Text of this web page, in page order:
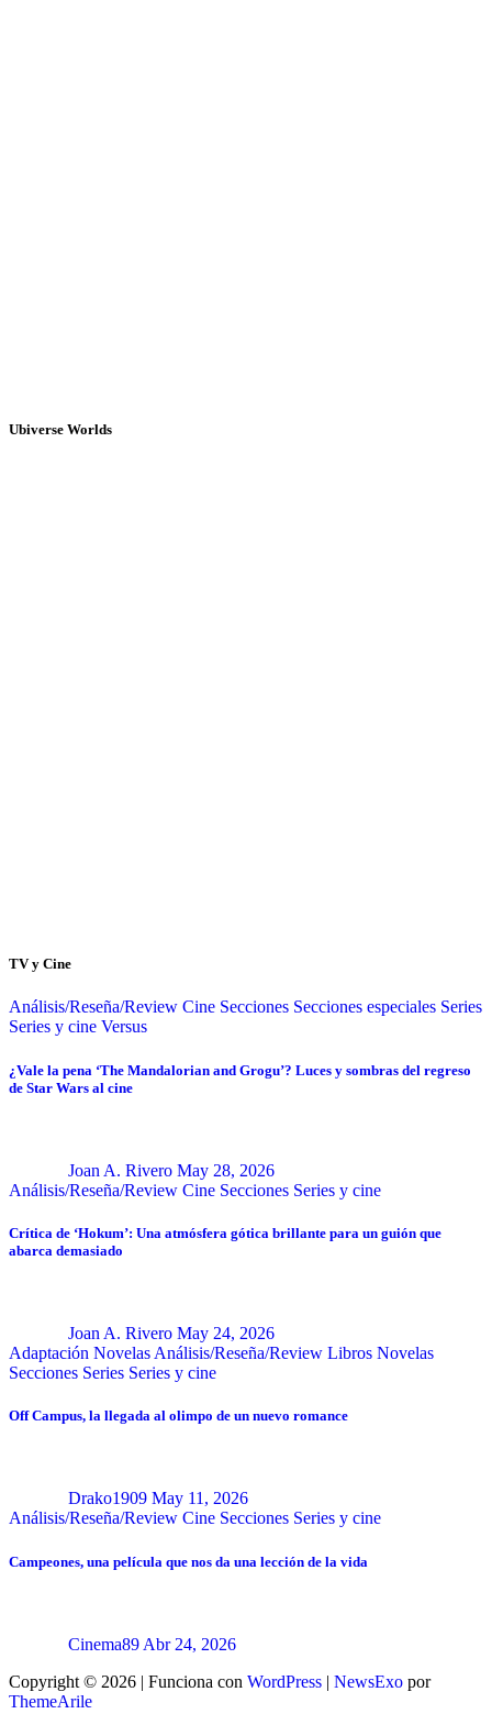
Ubiverse Worlds
TV y Cine
Análisis/Reseña/Review Cine Secciones Secciones especiales Series
Series y cine Versus
¿Vale la pena ‘The Mandalorian and Grogu’? Luces y sombras del regreso
de Star Wars al cine
Joan A. Rivero May 28, 2026
Análisis/Reseña/Review Cine Secciones Series y cine
Crítica de ‘Hokum’: Una atmósfera gótica brillante para un guión que
abarca demasiado
Joan A. Rivero May 24, 2026
Adaptación Novelas Análisis/Reseña/Review Libros Novelas
Secciones Series Series y cine
Off Campus, la llegada al olimpo de un nuevo romance
Drako1909 May 11, 2026
Análisis/Reseña/Review Cine Secciones Series y cine
Campeones, una película que nos da una lección de la vida
Cinema89 Abr 24, 2026
Copyright © 2026 | Funciona con WordPress | NewsExo por
ThemeArile